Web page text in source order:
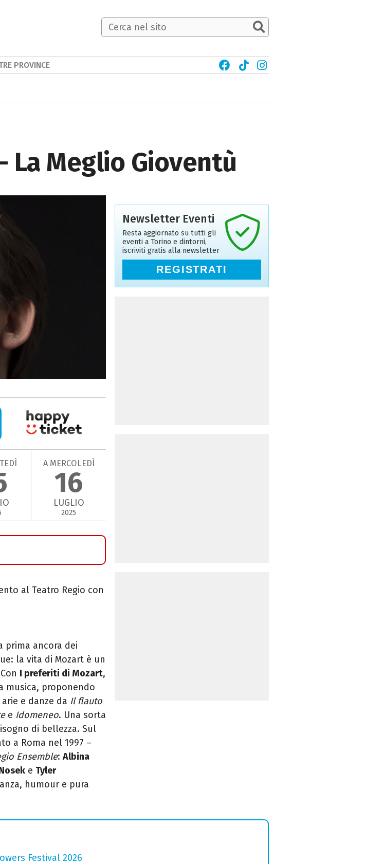
La Meglio Gioventù
A MERCOLEDÌ
16
LUGLIO
2025
al Teatro Regio con
prima ancora dei
la vita di Mozart è un
I preferiti di Mozart,
musica, proponendo
e danze da Il flauto
e Idomeneo. Una sorta
di bellezza. Sul
a Roma nel 1997 –
Ensemble: Albina
e Tyler
humour e pura
Newsletter Eventi
Resta aggiornato su tutti gli
eventi a Torino e dintorni,
iscriviti gratis alla newsletter
REGISTRATI
Festival 2026
PROVINCE